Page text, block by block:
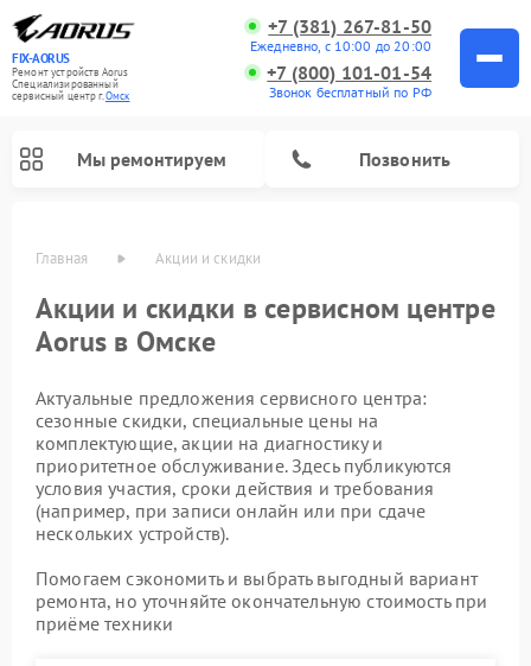
FIX-AORUS
Ремонт устройств Aorus
Специализированный
cервисный центр г.Омск
+7 (381) 267-81-50
Ежедневно, с 10:00 до 20:00
+7 (800) 101-01-54
Звонок бесплатный по РФ
Мы ремонтируем Позвонить
Главная Акции и скидки
Акции и скидки в сервисном центре
Aorus в Омске
Актуальные предложения сервисного центра:
сезонные скидки, специальные цены на
комплектующие, акции на диагностику и
приоритетное обслуживание. Здесь публикуются
условия участия, сроки действия и требования
(например, при записи онлайн или при сдаче
нескольких устройств).
Помогаем сэкономить и выбрать выгодный вариант
ремонта, но уточняйте окончательную стоимость при
приёме техники